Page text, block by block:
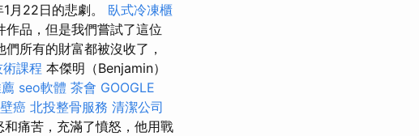
月22日的悲劇。 臥式冷凍櫃
品，但是我們嘗試了這位
所有的財富都被沒收了，
課程 本傑明（Benjamin）
seo軟體 茶會 GOOGLE
壁癌 北投整骨服務 清潔公司
痛苦，充滿了憤怒，他用戰